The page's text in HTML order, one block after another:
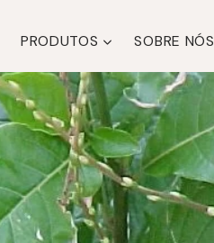
PRODUTOS SOBRE NÓS